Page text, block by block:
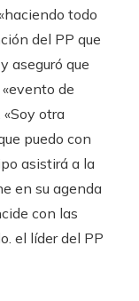
todo
del PP que
aseguró que
de
otra
puedo con
asistirá a la
en su agenda
con las
el líder del PP